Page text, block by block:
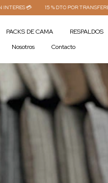
DTO POR TRANSFERENCIA⚡ ENVÍO
PACKS DE CAMA
RESPALDOS
Nosotros Contacto